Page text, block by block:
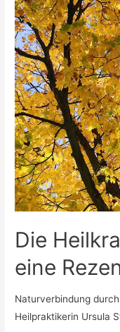
Die
eine
Naturverbindung
Heilpraktikerin Ursula